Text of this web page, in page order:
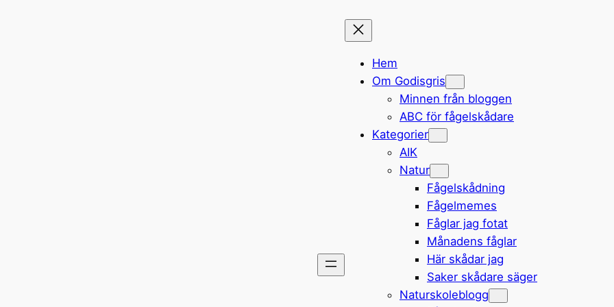
Hem
Om Godisgris
Minnen från bloggen
ABC för fågelskådare
Kategorier
AIK
Natur
Fågelskådning
Fågelmemes
Fåglar jag fotat
Månadens fåglar
Här skådar jag
Saker skådare säger
Naturskoleblogg